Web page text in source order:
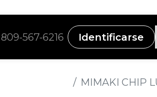
809-567-6216 Identificarse
MIMAKI CHIP